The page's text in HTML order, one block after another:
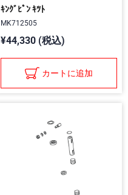
ｷﾝｸﾞﾋﾟﾝ ｷﾂﾄ
MK712505
¥44,330 (税込)
カートに追加